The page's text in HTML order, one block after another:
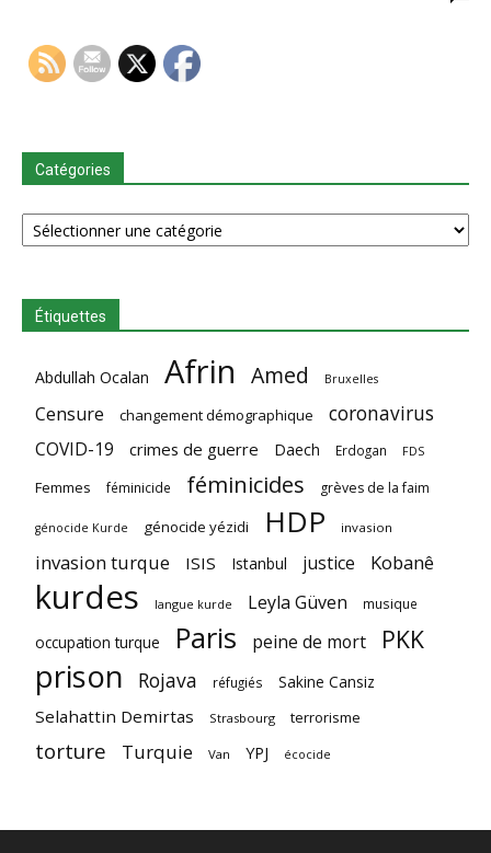
Catégories
Catégories
Étiquettes
Abdullah Ocalan Afrin Amed Bruxelles
Censure changement démographique coronavirus
COVID-19 crimes de guerre Daech Erdogan FDS
Femmes féminicide féminicides grèves de la faim
génocide Kurde génocide yézidi HDP invasion
invasion turque ISIS Istanbul justice Kobanê
kurdes langue kurde Leyla Güven musique
occupation turque Paris peine de mort PKK
prison Rojava réfugiés Sakine Cansiz
Selahattin Demirtas Strasbourg terrorisme
torture Turquie Van YPJ écocide